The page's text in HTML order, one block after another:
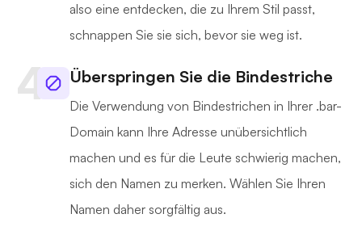
also eine entdecken, die zu Ihrem Stil passt,
schnappen Sie sie sich, bevor sie weg ist.
Überspringen Sie die Bindestriche
Die Verwendung von Bindestrichen in Ihrer .bar-
Domain kann Ihre Adresse unübersichtlich
machen und es für die Leute schwierig machen,
sich den Namen zu merken. Wählen Sie Ihren
Namen daher sorgfältig aus.